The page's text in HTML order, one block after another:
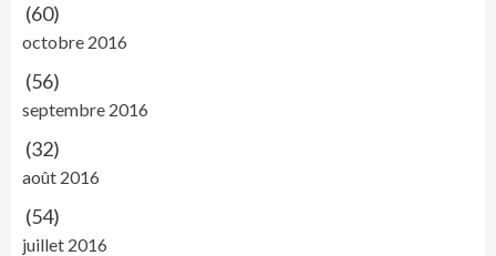
(60)
octobre 2016
(56)
septembre 2016
(32)
août 2016
(54)
juillet 2016